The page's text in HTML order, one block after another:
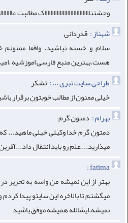
وحشتنااااااااااااااااااااااااااااااک مطالبت
شهناز : قدردانی
سلام و خسته نباشید. واقعا
هست.بهترین منبع فارسی اموزشیه
طراحی سایت تبری ... : تشکر
خیلی ممنون از مطالب خوبتون برقرار
بهرام : دمتون گرم
دمتون گرم خدا وکیلی خیلی ماهید...
میذارید... علم رو باید انتقال
fatima :
بهتر از این نمیشه من واسه به تحریر
میگشتم تا بالاخره این سایتو پیدا
نمیشه.ایشالله همیشه موفق باشید